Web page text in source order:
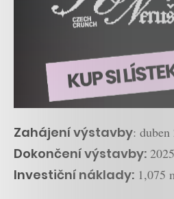
Zahájení výstavby: duben
Dokončení výstavby:
Investiční náklady: 1,075